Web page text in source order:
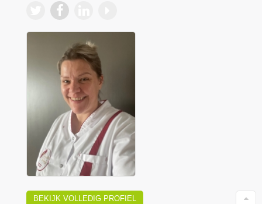
BEKIJK VOLLEDIG PROFIEL